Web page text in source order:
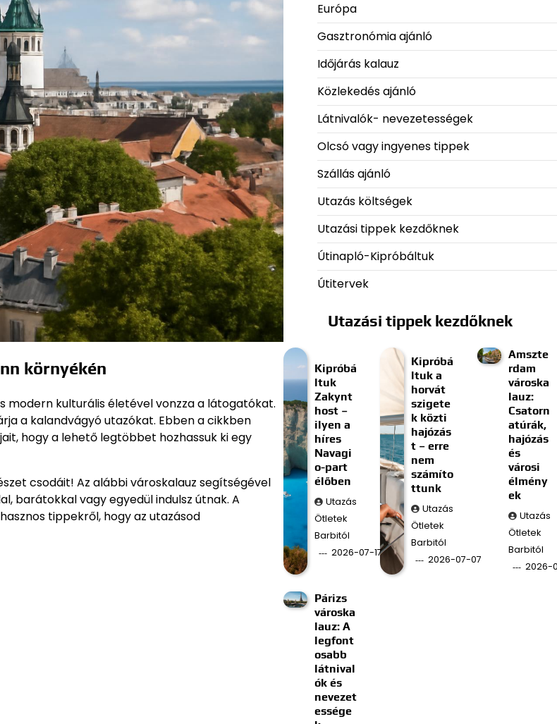
környékén
modern kulturális életével vonzza a látogatókat.
a kalandvágyó utazókat. Ebben a cikkben
hogy a lehető legtöbbet hozhassuk ki egy
csodáit! Az alábbi városkalauz segítségével
barátokkal vagy egyedül indulsz útnak. A
tippekről, hogy az utazásod
Európa
Gasztronómia ajánló
Időjárás kalauz
Közlekedés ajánló
Látnivalók- nevezetességek
Olcsó vagy ingyenes tippek
Szállás ajánló
Utazás költségek
Utazási tippek kezdőknek
Útinapló-Kipróbáltuk
Útitervek
Utazási tippek kezdőknek
Kipróbá
ltuk
Zakynt
host –
ilyen a
híres
Navagi
o-part
élőben
Utazás
Ötletek
Barbitól
2026-07-17
Kipróbá
ltuk a
horvát
szigete
k közti
hajózás
t – erre
nem
számíto
ttunk
Utazás
Ötletek
Barbitól
2026-07-07
Amszte
rdam
városka
lauz:
Csatorn
atúrák,
hajózás
és
városi
élmény
ek
Utazás
Ötletek
Barbitól
2026-
Párizs
városka
lauz: A
legfont
osabb
látnival
ók és
nevezet
essége